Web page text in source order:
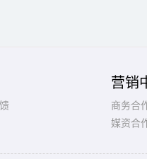
营销
商务合
媒资合